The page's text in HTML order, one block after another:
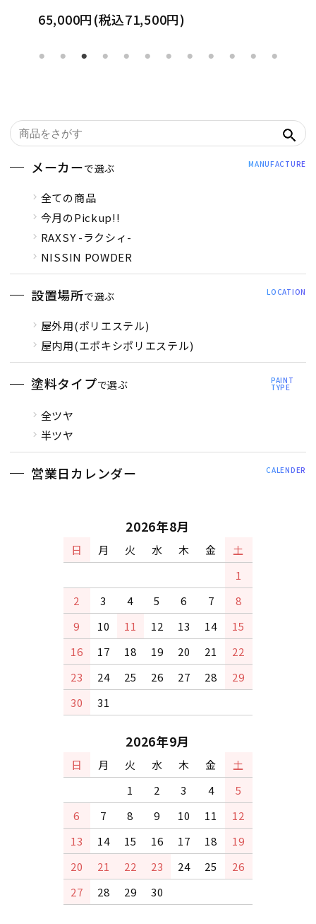
メーカーで選ぶ MANUFACTURE
全ての商品
今月のPickup!!
RAXSY -ラクシィ-
NISSIN POWDER
設置場所で選ぶ LOCATION
屋外用(ポリエステル)
屋内用(エポキシポリエステル)
塗料タイプで選ぶ PAINT
TYPE
全ツヤ
半ツヤ
営業日カレンダー CALENDER
2026年8月
日 月 火 水 木 金
土
1
2
3 4 5 6 7
8
9
10 11 12 13 14
15
16
17 18 19 20 21
22
23
24 25 26 27 28
29
30
31
2026年9月
日 月 火 水 木 金
土
1
2 3 4
5
6
7 8 9 10 11
12
13
14 15 16 17 18
19
20
21 22 23 24 25
26
27
28 29 30
65,000円(税込71,500円)